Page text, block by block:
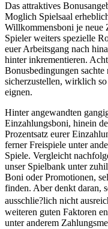
Das attraktives
Moglich Spielsaal
Willkommensboni je neue
Spieler weiters spezielle
euer Arbeitsgang nach
hinter inkrementieren.
Bonusbedingungen
sicherzustellen, wirklich
eignen.
Hinter angewandten
Einzahlungsboni, hinein
Prozentsatz eurer
ferner Freispiele unter
Spiele. Vergleicht
unser Spielbank unter
Boni oder Promotionen,
finden. Aber denkt daran,
ausschlie?lich nicht
weiteren guten Faktoren
unter anderem